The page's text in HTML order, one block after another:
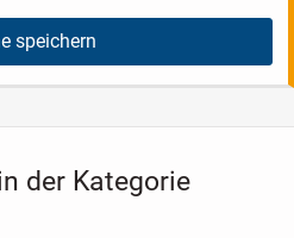
speichern
der Kategorie